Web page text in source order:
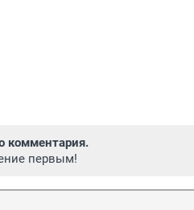
комментария.
первым!